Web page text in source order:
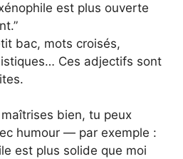
est plus ouverte
bac, mots croisés,
Ces adjectifs sont
bien, tu peux
humour — par exemple :
est plus solide que moi